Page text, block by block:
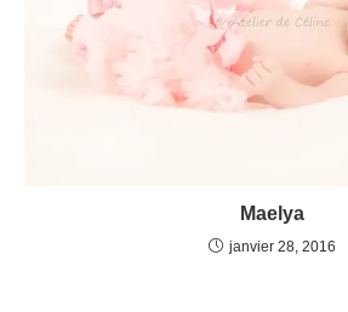
Maelya
janvier 28, 2016